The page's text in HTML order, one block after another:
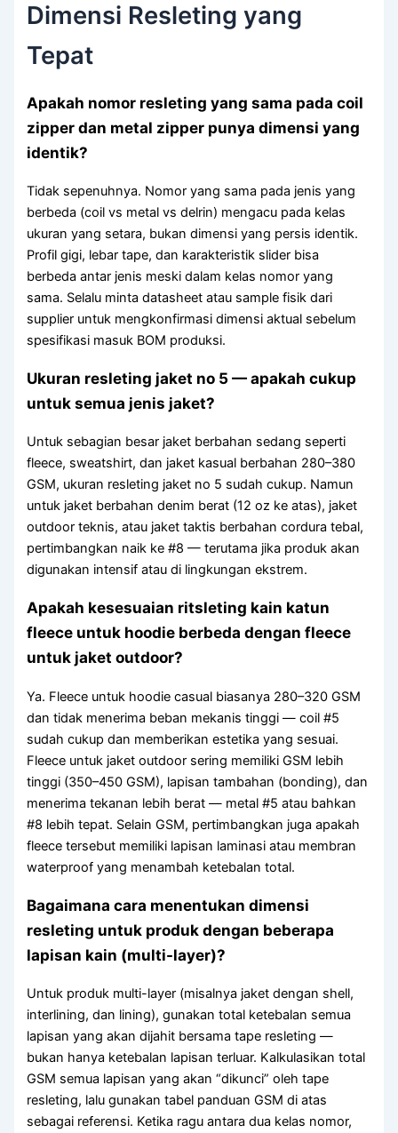
Dimensi Resleting yang
Tepat
Apakah nomor resleting yang sama pada coil
zipper dan metal zipper punya dimensi yang
identik?
Tidak sepenuhnya. Nomor yang sama pada jenis yang
berbeda (coil vs metal vs delrin) mengacu pada kelas
ukuran yang setara, bukan dimensi yang persis identik.
Profil gigi, lebar tape, dan karakteristik slider bisa
berbeda antar jenis meski dalam kelas nomor yang
sama. Selalu minta datasheet atau sample fisik dari
supplier untuk mengkonfirmasi dimensi aktual sebelum
spesifikasi masuk BOM produksi.
Ukuran resleting jaket no 5 — apakah cukup
untuk semua jenis jaket?
Untuk sebagian besar jaket berbahan sedang seperti
fleece, sweatshirt, dan jaket kasual berbahan 280–380
GSM, ukuran resleting jaket no 5 sudah cukup. Namun
untuk jaket berbahan denim berat (12 oz ke atas), jaket
outdoor teknis, atau jaket taktis berbahan cordura tebal,
pertimbangkan naik ke #8 — terutama jika produk akan
digunakan intensif atau di lingkungan ekstrem.
Apakah kesesuaian ritsleting kain katun
fleece untuk hoodie berbeda dengan fleece
untuk jaket outdoor?
Ya. Fleece untuk hoodie casual biasanya 280–320 GSM
dan tidak menerima beban mekanis tinggi — coil #5
sudah cukup dan memberikan estetika yang sesuai.
Fleece untuk jaket outdoor sering memiliki GSM lebih
tinggi (350–450 GSM), lapisan tambahan (bonding), dan
menerima tekanan lebih berat — metal #5 atau bahkan
#8 lebih tepat. Selain GSM, pertimbangkan juga apakah
fleece tersebut memiliki lapisan laminasi atau membran
waterproof yang menambah ketebalan total.
Bagaimana cara menentukan dimensi
resleting untuk produk dengan beberapa
lapisan kain (multi-layer)?
Untuk produk multi-layer (misalnya jaket dengan shell,
interlining, dan lining), gunakan total ketebalan semua
lapisan yang akan dijahit bersama tape resleting —
bukan hanya ketebalan lapisan terluar. Kalkulasikan total
GSM semua lapisan yang akan “dikunci” oleh tape
resleting, lalu gunakan tabel panduan GSM di atas
sebagai referensi. Ketika ragu antara dua kelas nomor,